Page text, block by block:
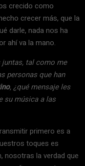
crecido como
crecer más, que la
darle, nada nos ha
ahí va la mano.
juntas, tal como me
personas que han
, ¿qué mensaje les
su música a las
primero es a
toques es
nosotras la verdad que